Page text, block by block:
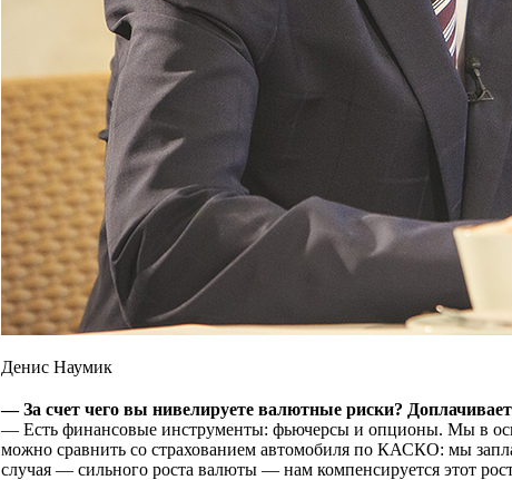
Денис Наумик
— За счет чего вы нивелируете валютные риски?
— Есть финансовые инструменты: фьючерсы и опционы. Мы в
можно сравнить со страхованием автомобиля по КАСКО: мы
случая — сильного роста валюты — нам компенсируется этот